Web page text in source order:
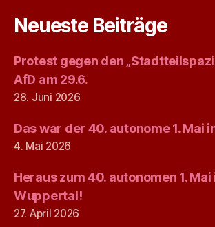
Neueste Beiträge
Protest gegen den
AfD am 29.6.
28. Juni 2026
Das war der 40. autonome 1. Mai
4. Mai 2026
Heraus zum 40. autonomen 1. Mai
Wuppertal!
27. April 2026